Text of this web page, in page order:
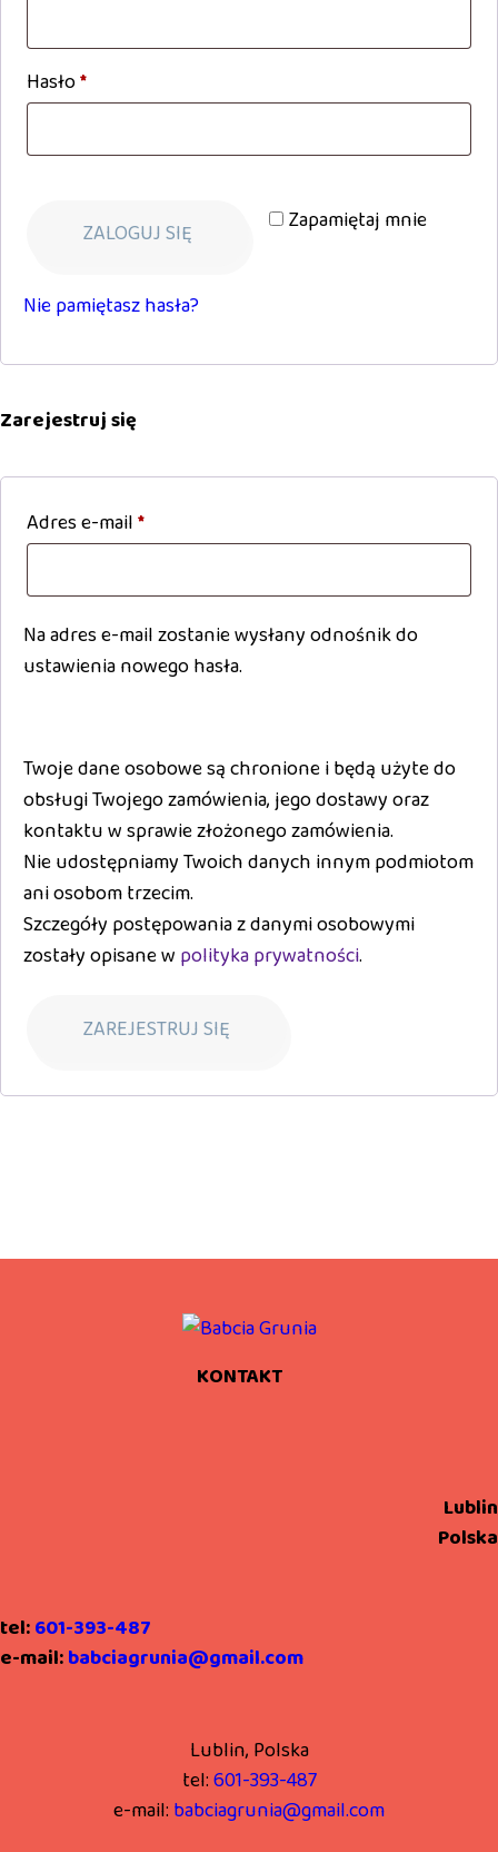
Hasło*
Zapamiętaj mnie
ZALOGUJ SIĘ
Nie pamiętasz hasła?
Zarejestruj się
Adres e-mail*
Na adres e-mail zostanie wysłany odnośnik do
ustawienia nowego hasła.
Twoje dane osobowe są chronione i będą użyte do
obsługi Twojego zamówienia, jego dostawy oraz
kontaktu w sprawie złożonego zamówienia.
Nie udostępniamy Twoich danych innym podmiotom
ani osobom trzecim.
Szczegóły postępowania z danymi osobowymi
zostały opisane w polityka prywatności.
ZAREJESTRUJ SIĘ
KONTAKT
Lublin
Polska
tel:601-393-487
e-mail:babciagrunia@gmail.com
Lublin, Polska
tel:601-393-487
e-mail: babciagrunia@gmail.com